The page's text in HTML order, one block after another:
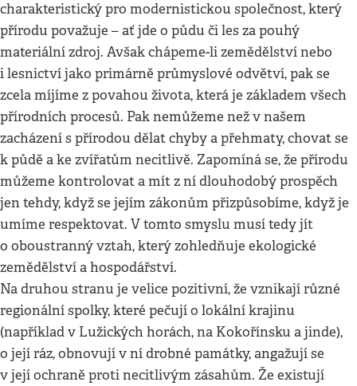
charakteristický pro modernistickou společnost, který
přírodu považuje – ať jde o půdu či les za pouhý
materiální zdroj. Avšak chápeme-li zemědělství nebo
i lesnictví jako primárně průmyslové odvětví, pak se
zcela míjíme z povahou života, která je základem všech
přírodních procesů. Pak nemůžeme než v našem
zacházení s přírodou dělat chyby a přehmaty, chovat se
k půdě a ke zvířatům necitlivě. Zapomíná se, že přírodu
můžeme kontrolovat a mít z ní dlouhodobý prospěch
jen tehdy, když se jejím zákonům přizpůsobíme, když je
umíme respektovat. V tomto smyslu musí tedy jít
o oboustranný vztah, který zohledňuje ekologické
zemědělství a hospodářství.
Na druhou stranu je velice pozitivní, že vznikají různé
regionální spolky, které pečují o lokální krajinu
(například v Lužických horách, na Kokořínsku a jinde),
o její ráz, obnovují v ní drobné památky, angažují se
v její ochraně proti necitlivým zásahům. Že existují